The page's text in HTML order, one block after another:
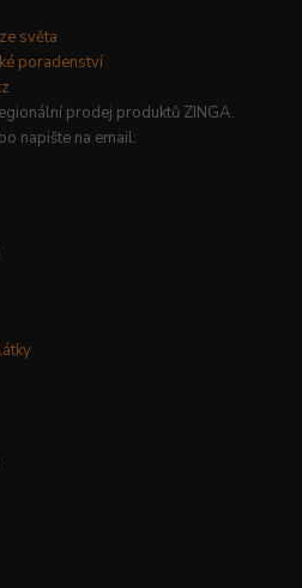
světa
poradenství
prodej produktů ZINGA.
napište na email: